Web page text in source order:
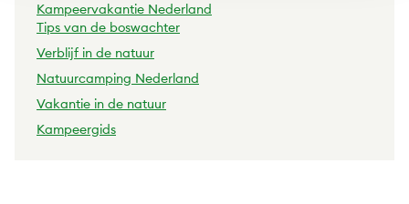
Kampeervakantie Nederland
Tips van de boswachter
Verblijf in de natuur
Natuurcamping Nederland
Vakantie in de natuur
Kampeergids